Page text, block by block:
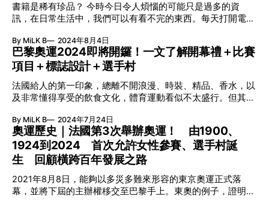
一件作品都已成為新聞焦點。 一場考驗
獲邀為今屆奧運的「Olympian Artist」，Lefort的作品跟其他
身兼藝術家的運動員一樣，如Brooklyn McDougall、
Olympic Museum展出，讓大眾在參與體育賽事之餘，亦能去
認識及欣賞運動員向藝術發展的另
與及現役當打運動員參與，亦邀來奥斯卡影后Reese
Witherspoon、紋身師Dr. Woo等城中知名人士一起設計，跳
出體育界的框框。LA28給予每位LA28 Creator一個標準的
「LA28」標誌，然後任由他們設計自己版本的「A」字。
Billie Eilish以其螢光綠頭髮設計？ Billie Eilish的設計使用了螢
光綠色，與她幾年前的標誌性髮色互相呼應。 「奧運就是奧
運，全世界的人們都將會聚集於此（洛杉磯），8年後，我期
待著那一刻。這個『A』字是我用於自己的徽標上之字體。誰
去或未
書籍是稀有珍品？ 今時今日令人煩惱的可能只是過多的資
訊，在日常生活中，我們可以有看不完的東西。每天打開電腦
子書或實體書，基本上都是唾手可得。 而你又有沒有想過，
在16世紀以前，書籍都是稀有珍品？書籍的價格甚至相當於普
通人數月甚至數年的收入？以一本中世紀的手抄本聖經為例，
當時價值可達40個金幣，這相當於一個工匠數年的工資。回顧
人類資訊史，由智能手機及社交媒體，回帶到互聯網、電視、
收音機、電影、報紙、印刷術⋯⋯以上每個階段都令大眾的生
活起了翻天覆地的變化。它不但改變了整個世界，也改變了人
與人之間的關係以及人類對世界的認知。 世上唯一！世遺印
刷博物館 早前到比利時安特衛普，有幸參觀了普朗坦・莫雷
圖斯博物館（Plantin-Moretus Museum）。它的前身就是文
藝復興及歐洲早期著名的印刷機構——普朗坦印刷廠（Plantin
Press），也稱為Officina Plantiniana。普朗坦印刷廠於1555年
由克里斯托夫・普朗坦（Christophe Plantin, c. 1520–1589）
創立，之後一代傳一代，
By MiLK B 2024年8月4日
巴黎奧運2024即將開鑼！一文了解開幕禮＋比賽
項目＋標誌設計＋選手村
法國給人的第一印象，總離不開浪漫、時裝、精品、香水，以
及非常懂得享受的飲食文化，體育運動看似不太盛行。但其實
世界第一（1900年第2屆），就算近這二、三十年也是前十名
以內，故法國絕對是體育強國。藉著即將在巴黎舉行的第33屆
夏季奧林匹克運動會（一般稱為2024巴黎奧運），我們就帶
大家走一趟法國體育之旅，好讓大家做好當現場觀眾的準備。
舉辦奧運，而且地點也完全相同；是繼2012年倫敦奧運後，
第二個在同一城市舉辦過3次奧運的國家。 巴黎希望今屆奧運
By MiLK B 2024年7月24日
奧運歷史｜法國第3次舉辦奧運！ 由1900、
1924到2024 首次允許女性參賽、選手村誕
生 回顧橫跨百年發展之路
2021年8月8日，能夠以多災多難來形容的東京奧運正式落
幕，並將下屆的主辦權移交至巴黎手上。東奧的例子，證明申